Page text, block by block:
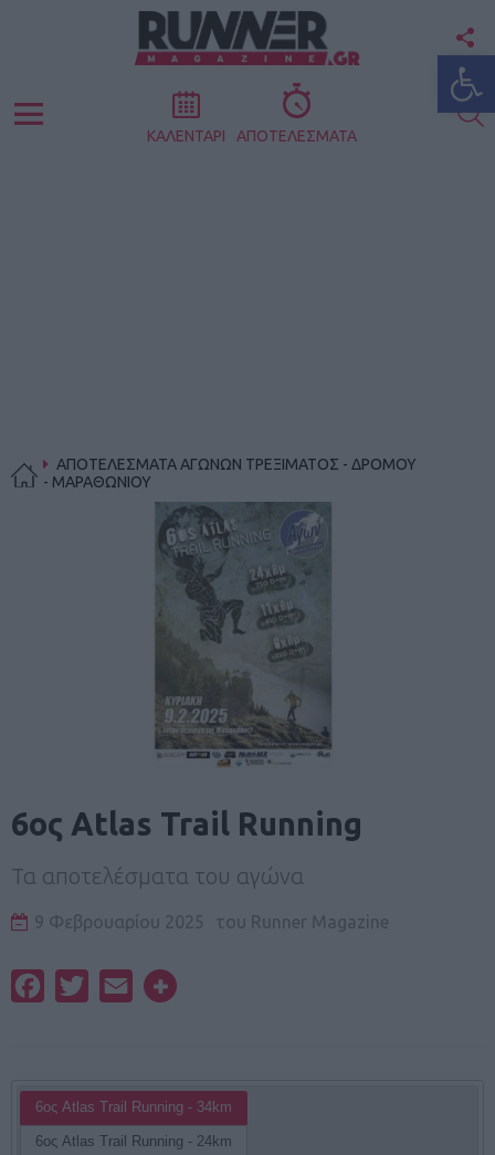
Menu ΚΑΛΕΝΤΑΡΙ ΑΠΟΤΕΛΕΣΜΑΤΑ
ΑΠΟΤΕΛΕΣΜΑΤΑ ΑΓΩΝΩΝ ΤΡΕΞΙΜΑΤΟΣ - ΔΡΟΜΟΥ
- ΜΑΡΑΘΩΝΙΟΥ
6ος Atlas Trail Running
Τα αποτελέσματα του αγώνα
9 Φεβρουαρίου 2025 του Runner Magazine
FacebookTwitterEmail
6ος Atlas Trail Running - 34km
6ος Atlas Trail Running - 24km